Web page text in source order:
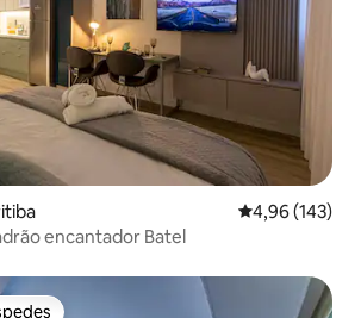
4,96 de uma
4,96 (143)
encantador Batel